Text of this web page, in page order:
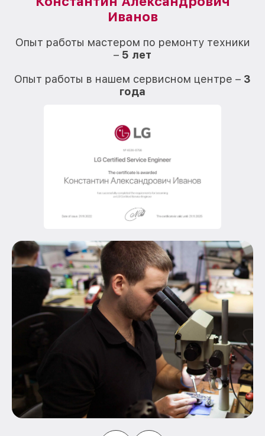
Иванов
Опыт работы мастером по ремонту техники
– 5 лет
Опыт работы в нашем сервисном центре – 3
года